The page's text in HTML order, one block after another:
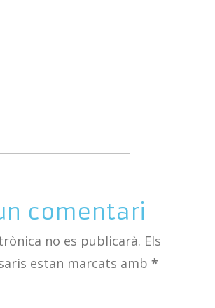
comentari
no es publicarà. Els
estan marcats amb *